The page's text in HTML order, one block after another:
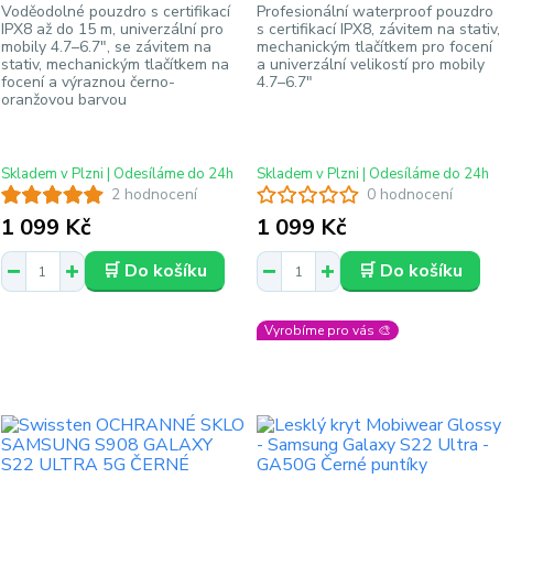
2 hodnocení
Voděodolné pouzdro s certifikací
IPX8 až do 15 m, univerzální pro
mobily 4.7–6.7", se závitem na
stativ, mechanickým tlačítkem na
focení a výraznou černo-
oranžovou barvou
1 099 Kč
Skladem v Plzni | Odesíláme do 24h
🛒 Do košíku
0 hodnocení
Profesionální waterproof pouzdro
s certifikací IPX8, závitem na stativ,
mechanickým tlačítkem pro focení
a univerzální velikostí pro mobily
4.7–6.7"
1 099 Kč
Skladem v Plzni | Odesíláme do 24h
🛒 Do košíku
Vyrobíme pro vás 🎨